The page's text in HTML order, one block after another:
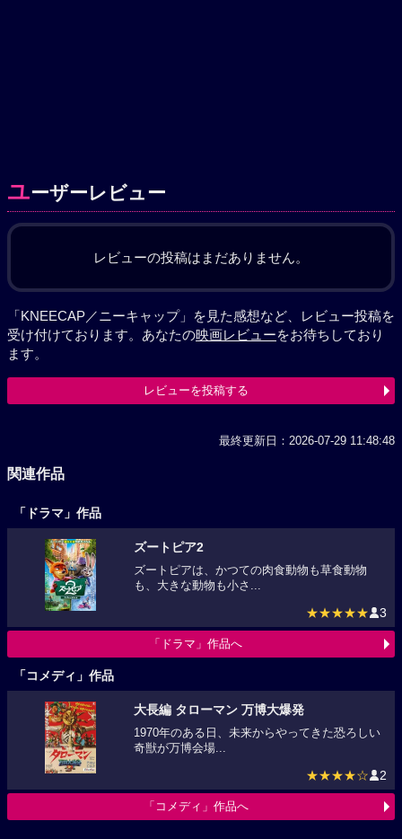
ユーザーレビュー
レビューの投稿はまだありません。
「KNEECAP／ニーキャップ」を見た感想など、レビュー投稿を
受け付けております。あなたの映画レビューをお待ちしており
ます。
レビューを投稿する
最終更新日：2026-07-29 11:48:48
関連作品
「ドラマ」作品
ズートピア2
ズートピアは、かつての肉食動物も草食動物
も、大きな動物も小さ...
★★★★★ 3
「ドラマ」作品へ
「コメディ」作品
大長編 タローマン 万博大爆発
1970年のある日、未来からやってきた恐ろしい
奇獣が万博会場...
★★★★☆ 2
「コメディ」作品へ